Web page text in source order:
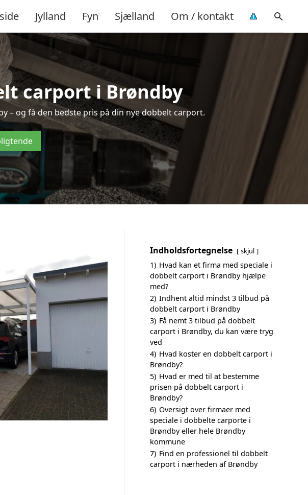
Jylland Fyn Sjælland Om / kontakt
carport i Brøndby
– og få den bedste pris på din nye dobbelt carport.
Indholdsfortegnelse skjul
1) Hvad kan et firma med speciale i
dobbelt carport i Brøndby hjælpe
med?
2) Indhent altid mindst 3 tilbud på
dobbelt carport i Brøndby
3) Få nemt 3 tilbud på dobbelt
carport i Brøndby, du kan være tryg
ved
4) Hvad koster en dobbelt carport i
Brøndby?
5) Hvad er med til at bestemme
prisen på dobbelt carport i
Brøndby?
6) Oversigt over firmaer med
speciale i dobbelte carporte i
Brøndby eller hele Brøndby
kommune
7) Find en professionel til dobbelt
carport i nærheden af Brøndby